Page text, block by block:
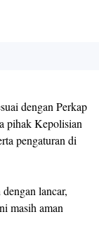
dengan Perkap
pihak Kepolisian
pengaturan di
lancar,
masih aman